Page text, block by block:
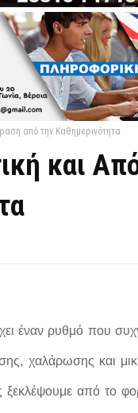
από την Καθημερινότητα
και
έναν ρυθμό που
χαλάρωσης και
ξεκλέψουμε από το